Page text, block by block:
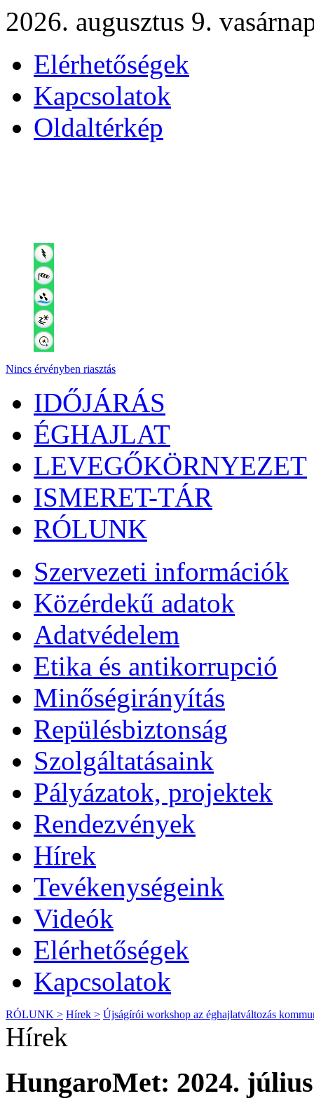
2026. augusztus 9.
Elérhetőségek
Kapcsolatok
Oldaltérkép
Nincs érvényben riasztás
IDŐJÁRÁS
ÉGHAJLAT
LEVEGŐKÖRNYEZET
ISMERET-TÁR
RÓLUNK
Szervezeti információk
Közérdekű adatok
Adatvédelem
Etika és antikorrupció
Minőségirányítás
Repülésbiztonság
Szolgáltatásaink
Pályázatok, projektek
Rendezvények
Hírek
Tevékenységeink
Videók
Elérhetőségek
Kapcsolatok
RÓLUNK > Hírek > Újságírói workshop az éghajlatváltozás
Hírek
HungaroMet: 2024.